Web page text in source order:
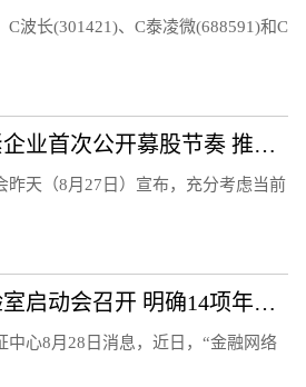
波长(301421)、C泰凌微(688591)和C
证监会阶段性收紧企业首次公开募股节奏 推动市场回暖
昨天（8月27日）宣布，充分考虑当前
金融网络安全实验室启动会召开 明确14项年度重点工作任务
中心8月28日消息，近日，“金融网络